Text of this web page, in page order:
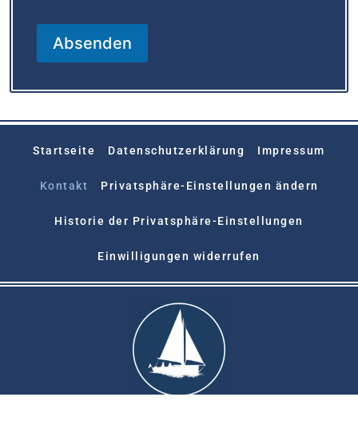
Absenden
Startseite Datenschutzerklärung Impressum
Kontakt Privatsphäre-Einstellungen ändern
Historie der Privatsphäre-Einstellungen
Einwilligungen widerrufen